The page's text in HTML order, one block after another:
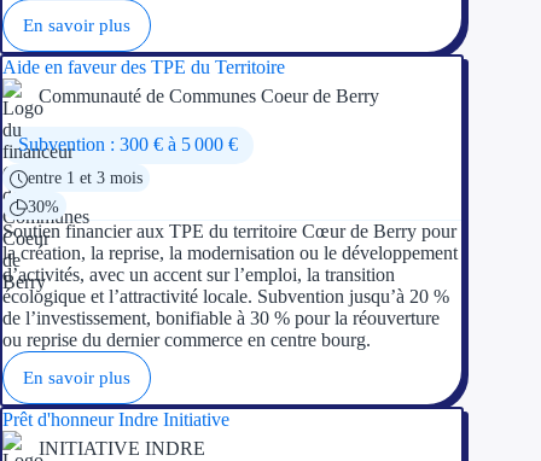
En savoir plus
Aide en faveur des TPE du Territoire
Communauté de Communes Coeur de Berry
Subvention : 300 € à 5 000 €
entre 1 et 3 mois
30%
Soutien financier aux TPE du territoire Cœur de Berry pour
la création, la reprise, la modernisation ou le développement
d’activités, avec un accent sur l’emploi, la transition
écologique et l’attractivité locale. Subvention jusqu’à 20 %
de l’investissement, bonifiable à 30 % pour la réouverture
ou reprise du dernier commerce en centre bourg.
En savoir plus
Prêt d'honneur Indre Initiative
INITIATIVE INDRE